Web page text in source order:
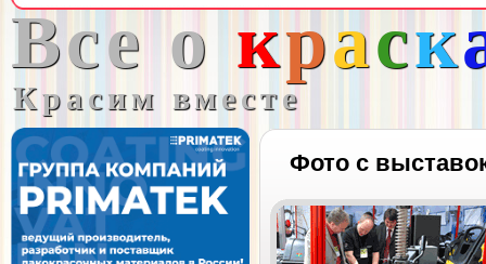
Все о краск
Красим вместе
Фото с